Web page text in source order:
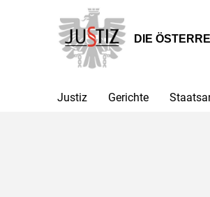
Hauptnavigation
[1]
Inhalt
[2]
Untermenü
[3]
DIE
Justiz Gerichte